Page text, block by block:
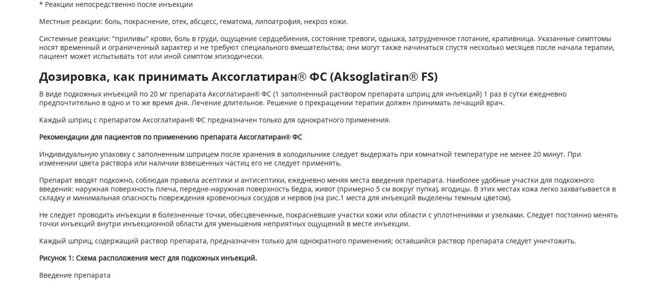
* Реакции непосредственно после инъекции
Местные реакции: боль, покраснение, отек, абсцесс, гематома, липоатрофия, некроз кожи.
Системные реакции: "приливы" крови, боль в груди, ощущение сердцебиения, состояние тревоги, одышка, затрудненное глотание, крапивница. Указанные симптомы
носят временный и ограниченный характер и не требуют специального вмешательства; они могут также начинаться спустя несколько месяцев после начала терапии,
пациент может испытывать тот или иной симптом эпизодически.
Дозировка, как принимать Аксоглатиран® ФС (Aksoglatiran® FS)
В виде подкожных инъекций по 20 мг препарата Аксоглатиран® ФС (1 заполненный раствором препарата шприц для инъекций) 1 раз в сутки ежедневно
предпочтительно в одно и то же время дня. Лечение длительное. Решение о прекращении терапии должен принимать лечащий врач.
Каждый шприц с препаратом Аксоглатиран® ФС предназначен только для однократного применения.
Рекомендации для пациентов по применению препарата Аксоглатиран® ФС
Индивидуальную упаковку с заполненным шприцем после хранения в холодильнике следует выдержать при комнатной температуре не менее 20 минут. При
изменении цвета раствора или наличии взвешенных частиц его не следует применять.
Препарат вводят подкожно, соблюдая правила асептики и антисептики, ежедневно меняя места введения препарата. Наиболее удобные участки для подкожного
введения: наружная поверхность плеча, передне-наружная поверхность бедра, живот (примерно 5 см вокруг пупка), ягодицы. В этих местах кожа легко захватывается в
складку и минимальная опасность повреждения кровеносных сосудов и нервов (на рис.1 места для инъекций выделены темным цветом).
Не следует проводить инъекции в болезненные точки, обесцвеченные, покрасневшие участки кожи или области с уплотнениями и узелками. Следует постоянно менять
точки инъекций внутри инъекционной области для уменьшения неприятных ощущений в месте инъекции.
Каждый шприц, содержащий раствор препарата, предназначен только для однократного применения; оставшийся раствор препарата следует уничтожить.
Рисунок 1: Схема расположения мест для подкожных инъекций.
Введение препарата